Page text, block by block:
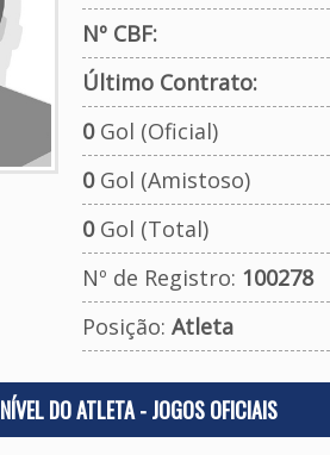
Nº CBF:
Último Contrato:
0Gol (Oficial)
0Gol (Amistoso)
0Gol (Total)
Nº de Registro: 100278
Posição: Atleta
NÍVEL DO ATLETA - JOGOS OFICIAIS